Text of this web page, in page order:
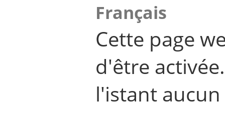
Français
Cette page
d'être
l'istant